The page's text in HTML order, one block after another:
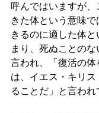
呼んではいますが
きた体という意味
きるのに適した体
まり、死ぬことの
言われ、「復活の
は、イエス・キリス
ることだ」と言われ